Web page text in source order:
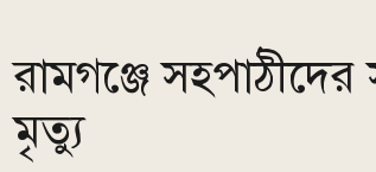
রামগঞ্জে সহপাঠীদের
মৃত্যু